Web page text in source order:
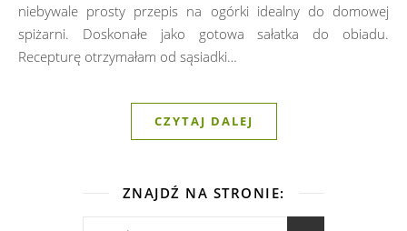
niebywale prosty przepis na ogórki idealny do domowej
spiżarni. Doskonałe jako gotowa sałatka do obiadu.
Recepturę otrzymałam od sąsiadki…
CZYTAJ DALEJ
ZNAJDŹ NA STRONIE: